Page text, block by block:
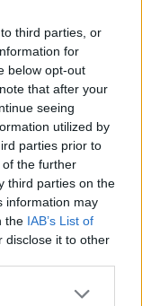
third parties, or
for
below opt-out
that after your
seeing
utilized by
parties prior to
the further
third parties on the
information may
the IAB’s List of
disclose it to other
αλλά, σύμφωνα με